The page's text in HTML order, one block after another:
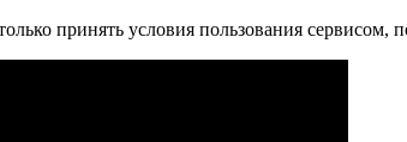
принять условия пользования